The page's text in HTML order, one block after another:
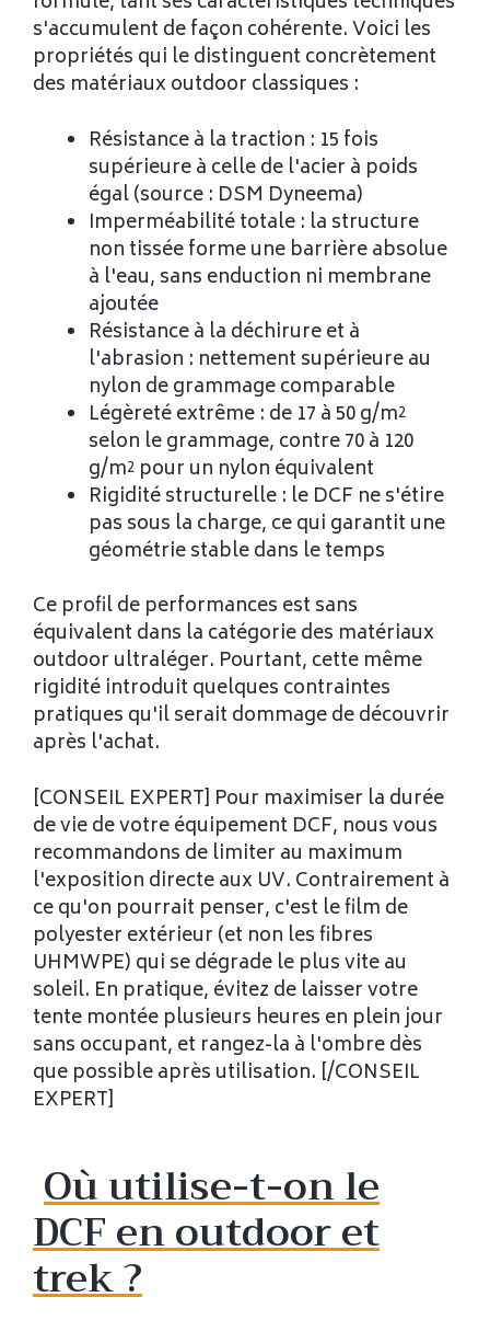
s'accumulent de façon cohérente. Voici les
propriétés qui le distinguent concrètement
des matériaux outdoor classiques :
Résistance à la traction : 15 fois
supérieure à celle de l'acier à poids
égal (source : DSM Dyneema)
Imperméabilité totale : la structure
non tissée forme une barrière absolue
à l'eau, sans enduction ni membrane
ajoutée
Résistance à la déchirure et à
l'abrasion : nettement supérieure au
nylon de grammage comparable
Légèreté extrême : de 17 à 50 g/m²
selon le grammage, contre 70 à 120
g/m² pour un nylon équivalent
Rigidité structurelle : le DCF ne s'étire
pas sous la charge, ce qui garantit une
géométrie stable dans le temps
Ce profil de performances est sans
équivalent dans la catégorie des matériaux
outdoor ultraléger. Pourtant, cette même
rigidité introduit quelques contraintes
pratiques qu'il serait dommage de découvrir
après l'achat.
[CONSEIL EXPERT] Pour maximiser la durée
de vie de votre équipement DCF, nous vous
recommandons de limiter au maximum
l'exposition directe aux UV. Contrairement à
ce qu'on pourrait penser, c'est le film de
polyester extérieur (et non les fibres
UHMWPE) qui se dégrade le plus vite au
soleil. En pratique, évitez de laisser votre
tente montée plusieurs heures en plein jour
sans occupant, et rangez-la à l'ombre dès
que possible après utilisation. [/CONSEIL
EXPERT]
Où utilise-t-on le
DCF en outdoor et
trek ?